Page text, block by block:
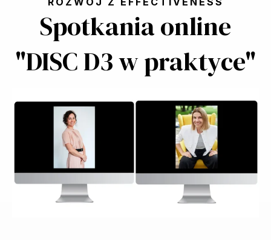
Spotkania online
"DISC D3 w praktyce"